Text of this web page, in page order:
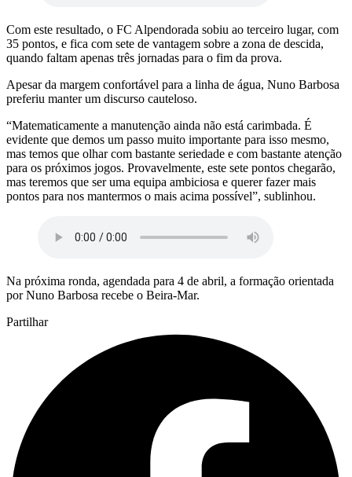
Com este resultado, o FC Alpendorada sobiu ao terceiro lugar, com
35 pontos, e fica com sete de vantagem sobre a zona de descida,
quando faltam apenas três jornadas para o fim da prova.
Apesar da margem confortável para a linha de água, Nuno Barbosa
preferiu manter um discurso cauteloso.
“Matematicamente a manutenção ainda não está carimbada. É
evidente que demos um passo muito importante para isso mesmo,
mas temos que olhar com bastante seriedade e com bastante atenção
para os próximos jogos. Provavelmente, este sete pontos chegarão,
mas teremos que ser uma equipa ambiciosa e querer fazer mais
pontos para nos mantermos o mais acima possível”, sublinhou.
Na próxima ronda, agendada para 4 de abril, a formação orientada
por Nuno Barbosa recebe o Beira-Mar.
Partilhar